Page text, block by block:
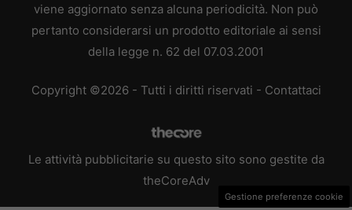
viene aggiornato senza alcuna periodicità. Non può
pertanto considerarsi un prodotto editoriale ai sensi
della legge n. 62 del 07.03.2001
Copyright ©2026 - Tutti i diritti riservati - Contattaci
Le attività pubblicitarie su questo sito sono gestite da
theCoreAdv
Gestione preferenze cookie